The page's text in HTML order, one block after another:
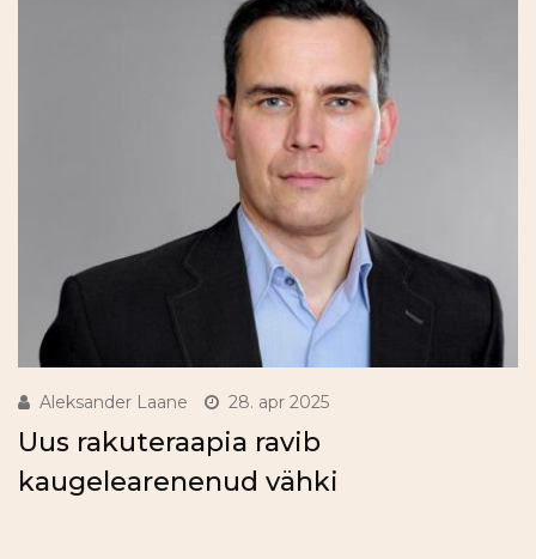
Aleksander Laane 28. apr 2025
Uus rakuteraapia ravib
kaugelearenenud vähki